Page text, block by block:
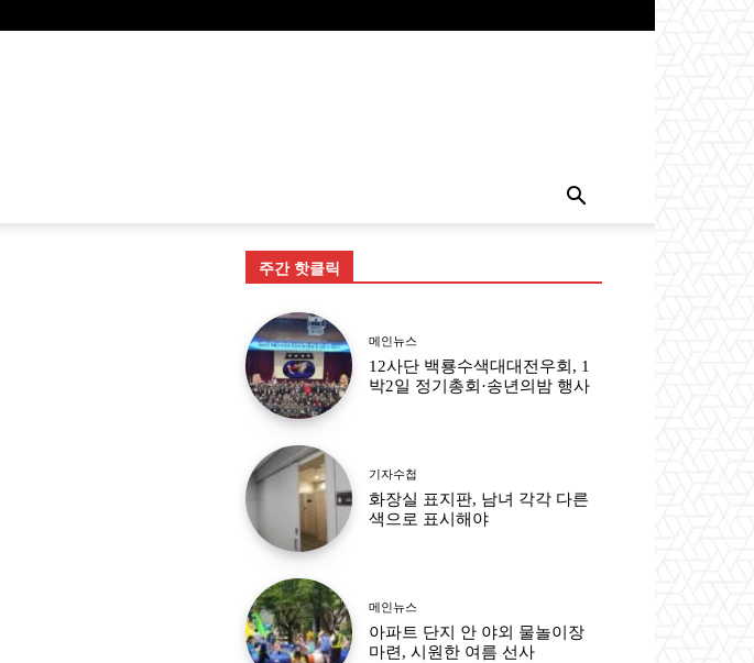
주간 핫클릭
메인뉴스
12사단 백룡수색대대전우회, 1
박2일 정기총회·송년의밤 행사
기자수첩
화장실 표지판, 남녀 각각 다른
색으로 표시해야
메인뉴스
아파트 단지 안 야외 물놀이장
마련, 시원한 여름 선사